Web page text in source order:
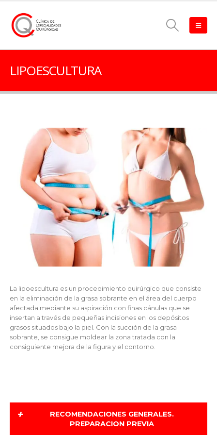
LIPOESCULTURA
La lipoescultura es un procedimiento quirúrgico que consiste
en la eliminación de la grasa sobrante en el área del cuerpo
afectada mediante su aspiración con finas cánulas que se
insertan a través de pequeñas incisiones en los depósitos
grasos situados bajo la piel. Con la succión de la grasa
sobrante, se consigue moldear la zona tratada con la
consiguiente mejora de la figura y el contorno.
+
RECOMENDACIONES GENERALES.
PREPARACION PREVIA